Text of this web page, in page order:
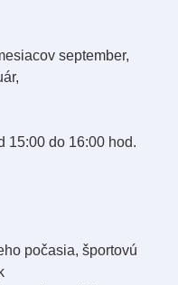
september,
15:00 do 16:00 hod.
počasia, športovú